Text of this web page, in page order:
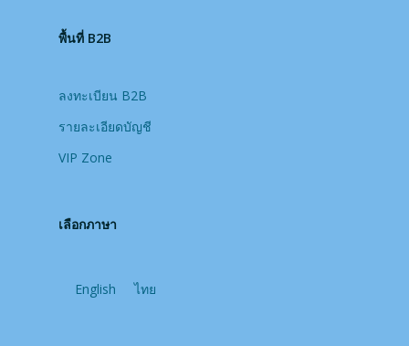
พื้นที่ B2B
ลงทะเบียน B2B
รายละเอียดบัญชี
VIP Zone
เลือกภาษา
English ไทย